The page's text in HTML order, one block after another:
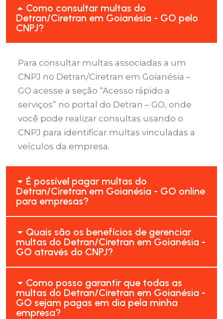
Como consultar multas do
Detran/Ciretran em Goianésia - GO pelo
CNPJ?
Para consultar multas associadas a um
CNPJ no Detran/Ciretran em Goianésia –
GO acesse a seção “Acesso rápido a
serviços” no portal do Detran – GO, onde
você pode realizar consultas usando o
CNPJ para identificar multas vinculadas a
veículos da empresa.
É possível pagar multas do
Detran/Ciretran em Goianésia - GO online
para empresas?
Quais são os benefícios de gerenciar
multas do Detran/Ciretran em Goianésia -
GO através do CNPJ?
Como posso garantir que todas as
multas do Detran/Ciretran em Goianésia -
GO sejam pagas em dia pela minha
empresa?